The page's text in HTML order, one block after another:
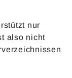
nur
also nicht